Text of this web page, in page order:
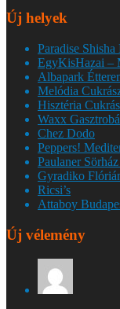
Új helyek
Paradise Shisha
EgyKisHazai –
Albapark
Melódia
Hisztéria
Waxx
Chez Dodo
Peppers!
Paulaner
Gyradiko
Ricsi’s
Attaboy
Új vélemény